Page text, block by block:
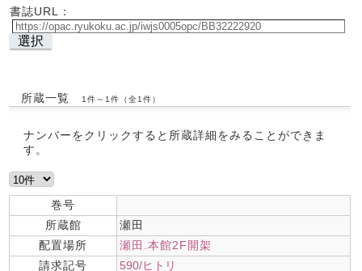
書誌URL：
選択
所蔵一覧 1件～1件（全1件）
ナンバーをクリックすると所蔵詳細をみることができま
す。
巻号
所蔵館
瀬田
配置場所
瀬田.本館2F開架
請求記号
590/ヒトリ